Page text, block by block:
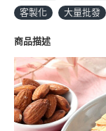
客製化
大量批發
商品描述